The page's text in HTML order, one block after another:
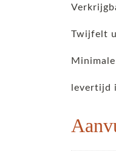
Twijfelt
levertijd